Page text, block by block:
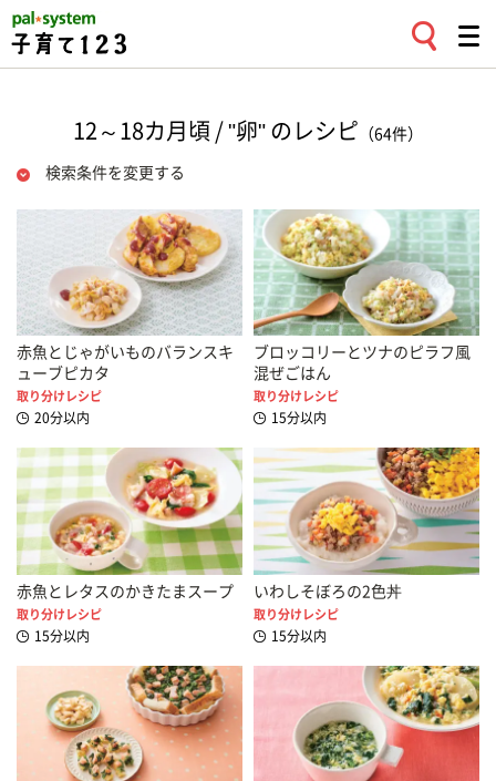
12～18カ月頃 / "卵" のレシピ （64件）
検索条件を変更する
赤魚とじゃがいものバランスキ
ューブピカタ
取り分けレシピ
20分以内
ブロッコリーとツナのピラフ風
混ぜごはん
取り分けレシピ
15分以内
赤魚とレタスのかきたまスープ
取り分けレシピ
15分以内
いわしそぼろの2色丼
取り分けレシピ
15分以内